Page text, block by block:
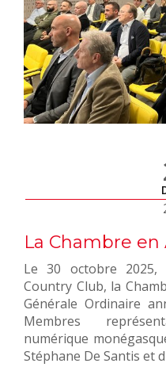
La Chambre
Le 30 octobre 2025,
Country Club, la
Générale Ordinaire
Membres
numérique
Stéphane De Santis et